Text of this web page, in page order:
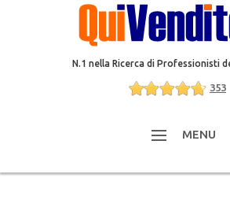
N.1 nella Ricerca di Professionisti
353
MENU